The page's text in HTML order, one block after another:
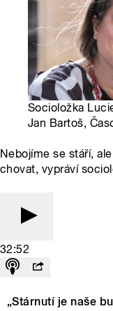
Socioložka
Jan Bartoš,
Nebojíme se stáří,
chovat, vypráví
32:52
„Stárnutí je naše